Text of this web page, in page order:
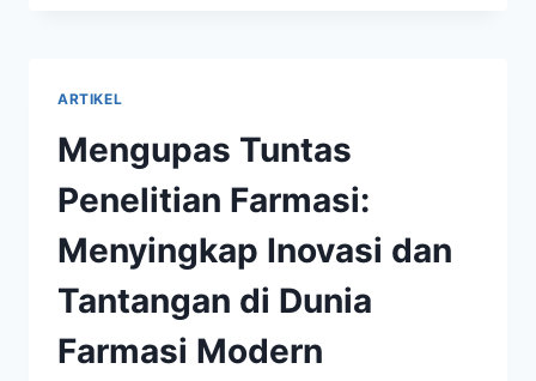
ARTIKEL
Mengupas Tuntas
Penelitian Farmasi:
Menyingkap Inovasi dan
Tantangan di Dunia
Farmasi Modern